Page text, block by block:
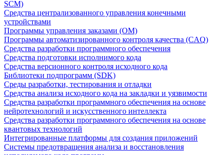
SCM)
Средства централизованного управления конечными
устройствами
Программы управления заказами (OM)
Программы автоматизированного контроля качества (CAQ)
Средства разработки программного обеспечения
Средства подготовки исполнимого кода
Средства версионного контроля исходного кода
Библиотеки подпрограмм (SDK)
Среды разработки, тестирования и отладки
Средства анализа исходного кода на закладки и уязвимости
Средства разработки программного обеспечения на основе
нейротехнологий и искусственного интеллекта
Средства разработки программного обеспечения на основе
квантовых технологий
Интегрированные платформы для создания приложений
Системы предотвращения анализа и восстановления